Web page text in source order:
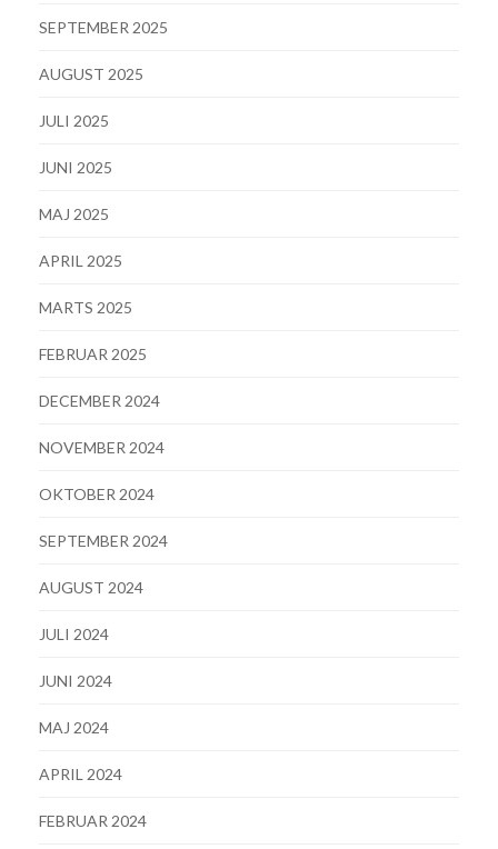
SEPTEMBER 2025
AUGUST 2025
JULI 2025
JUNI 2025
MAJ 2025
APRIL 2025
MARTS 2025
FEBRUAR 2025
DECEMBER 2024
NOVEMBER 2024
OKTOBER 2024
SEPTEMBER 2024
AUGUST 2024
JULI 2024
JUNI 2024
MAJ 2024
APRIL 2024
FEBRUAR 2024